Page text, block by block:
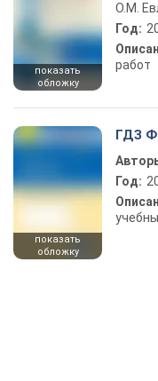
показать
обложку
О.М.
Год:
работ
показать
обложку
ГДЗ
Год: